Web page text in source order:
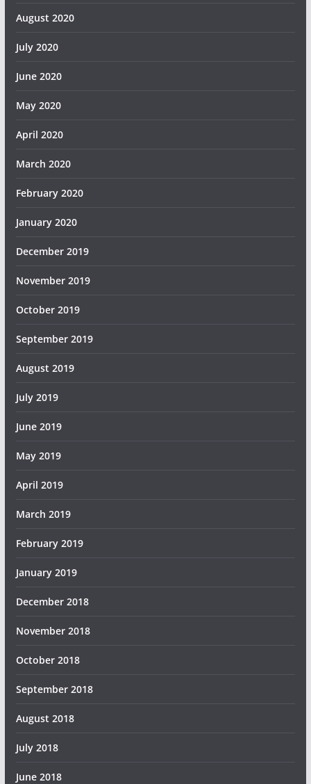
August 2020
July 2020
June 2020
May 2020
April 2020
March 2020
February 2020
January 2020
December 2019
November 2019
October 2019
September 2019
August 2019
July 2019
June 2019
May 2019
April 2019
March 2019
February 2019
January 2019
December 2018
November 2018
October 2018
September 2018
August 2018
July 2018
June 2018